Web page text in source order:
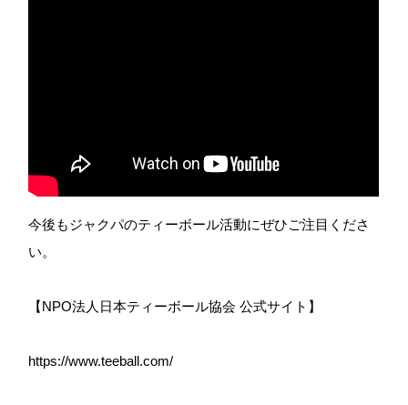
今後もジャクパのティーボール活動にぜひご注目くださ
い。
【NPO法人日本ティーボール協会 公式サイト】
https://www.teeball.com/